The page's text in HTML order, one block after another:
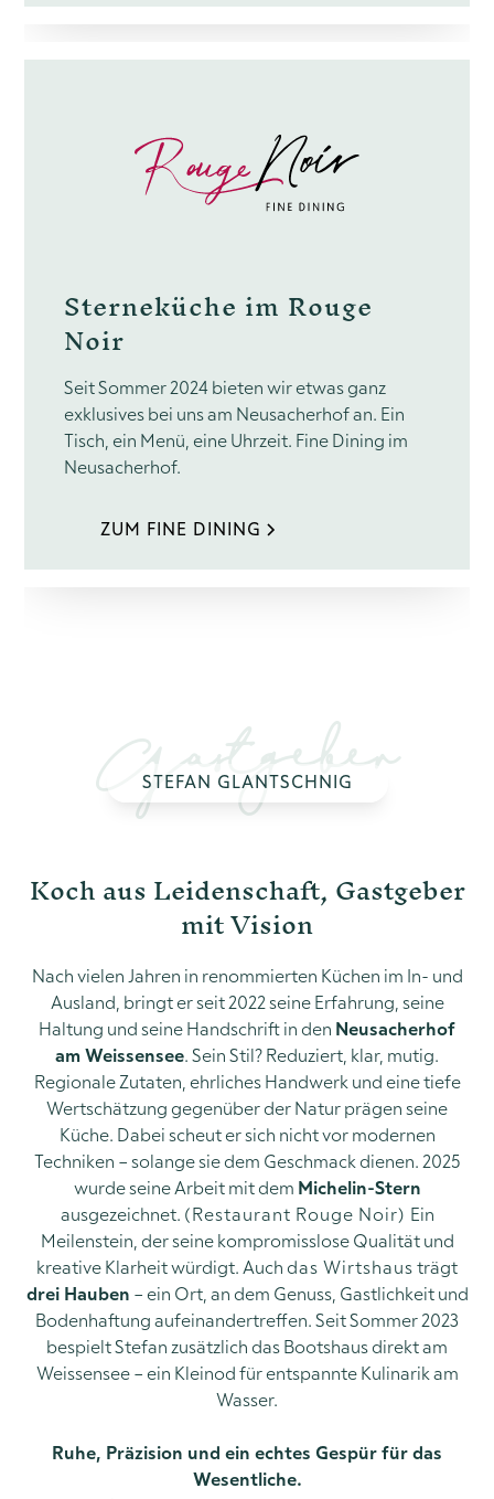
Sterneküche im Rouge
Noir
Seit Sommer 2024 bieten wir etwas ganz
exklusives bei uns am Neusacherhof an. Ein
Tisch, ein Menü, eine Uhrzeit. Fine Dining im
Neusacherhof.
ZUM FINE DINING
Gastgeber
STEFAN GLANTSCHNIG
Koch aus Leidenschaft, Gastgeber
mit Vision
Nach vielen Jahren in renommierten Küchen im In- und
Ausland, bringt er seit 2022 seine Erfahrung, seine
Haltung und seine Handschrift in den Neusacherhof
am Weissensee. Sein Stil? Reduziert, klar, mutig.
Regionale Zutaten, ehrliches Handwerk und eine tiefe
Wertschätzung gegenüber der Natur prägen seine
Küche. Dabei scheut er sich nicht vor modernen
Techniken – solange sie dem Geschmack dienen. 2025
wurde seine Arbeit mit dem Michelin-Stern
ausgezeichnet. (Restaurant Rouge Noir) Ein
Meilenstein, der seine kompromisslose Qualität und
kreative Klarheit würdigt. Auch das Wirtshaus trägt
drei Hauben – ein Ort, an dem Genuss, Gastlichkeit und
Bodenhaftung aufeinandertreffen. Seit Sommer 2023
bespielt Stefan zusätzlich das Bootshaus direkt am
Weissensee – ein Kleinod für entspannte Kulinarik am
Wasser.
Ruhe, Präzision und ein echtes Gespür für das
Wesentliche.